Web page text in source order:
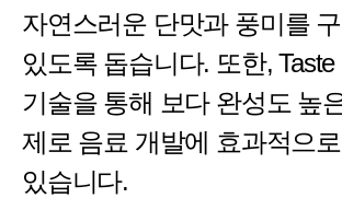
자연스러운 단맛과 풍미를
있도록 돕습니다. 또한, Taste
기술을 통해 보다 완성도 높
제로 음료 개발에 효과적으
있습니다.